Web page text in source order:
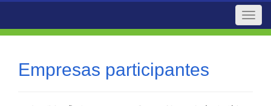
Toggle
Empresas participantes